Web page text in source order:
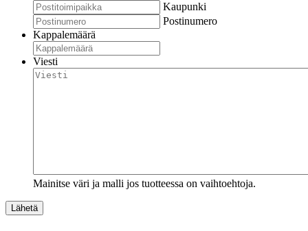
Kaupunki
Postinumero
Kappalemäärä
Viesti
Mainitse väri ja malli jos tuotteessa on vaihtoehtoja.